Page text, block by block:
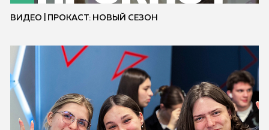
ВИДЕО | ПРОКАСТ: НОВЫЙ СЕЗОН